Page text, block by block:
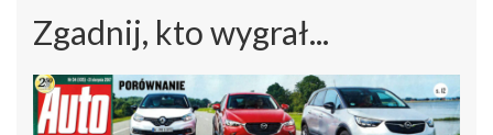
Zgadnij, kto wygrał...